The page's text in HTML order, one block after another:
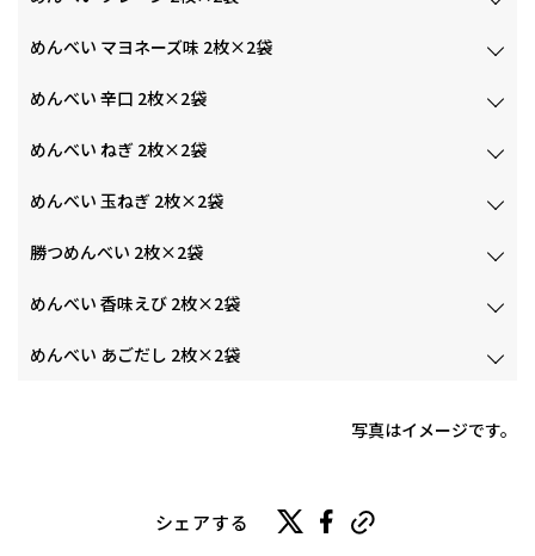
めんべい マヨネーズ味 2枚×2袋
めんべい 辛口 2枚×2袋
めんべい ねぎ 2枚×2袋
めんべい 玉ねぎ 2枚×2袋
勝つめんべい 2枚×2袋
めんべい 香味えび 2枚×2袋
めんべい あごだし 2枚×2袋
写真はイメージです。
シェアする